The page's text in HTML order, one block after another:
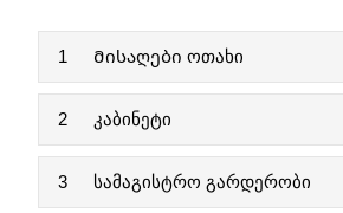
1 Მისაღები ოთახი
2 კაბინეტი
3 სამაგისტრო გარდერობი